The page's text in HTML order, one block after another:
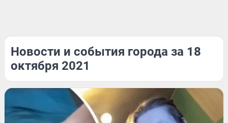
Новости и события города за 18
октября 2021